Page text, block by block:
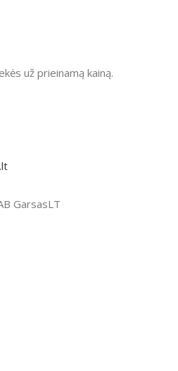
už prieinamą kainą.
GarsasLT